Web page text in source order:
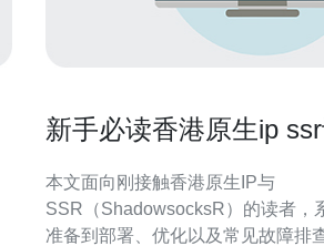
新手必读香港原生ip
本文面向刚接触香港原生IP与
SSR（ShadowsocksR）的读者，
准备到部署、优化以及常见故障排